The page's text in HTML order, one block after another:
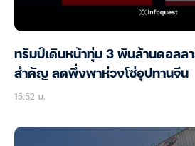
ทรัมป์เดินหน้าทุ่ม 3 พันล้านดอลล
สำคัญ ลดพึ่งพาห่วงโซ่อุปทานจีน
15:52 น.